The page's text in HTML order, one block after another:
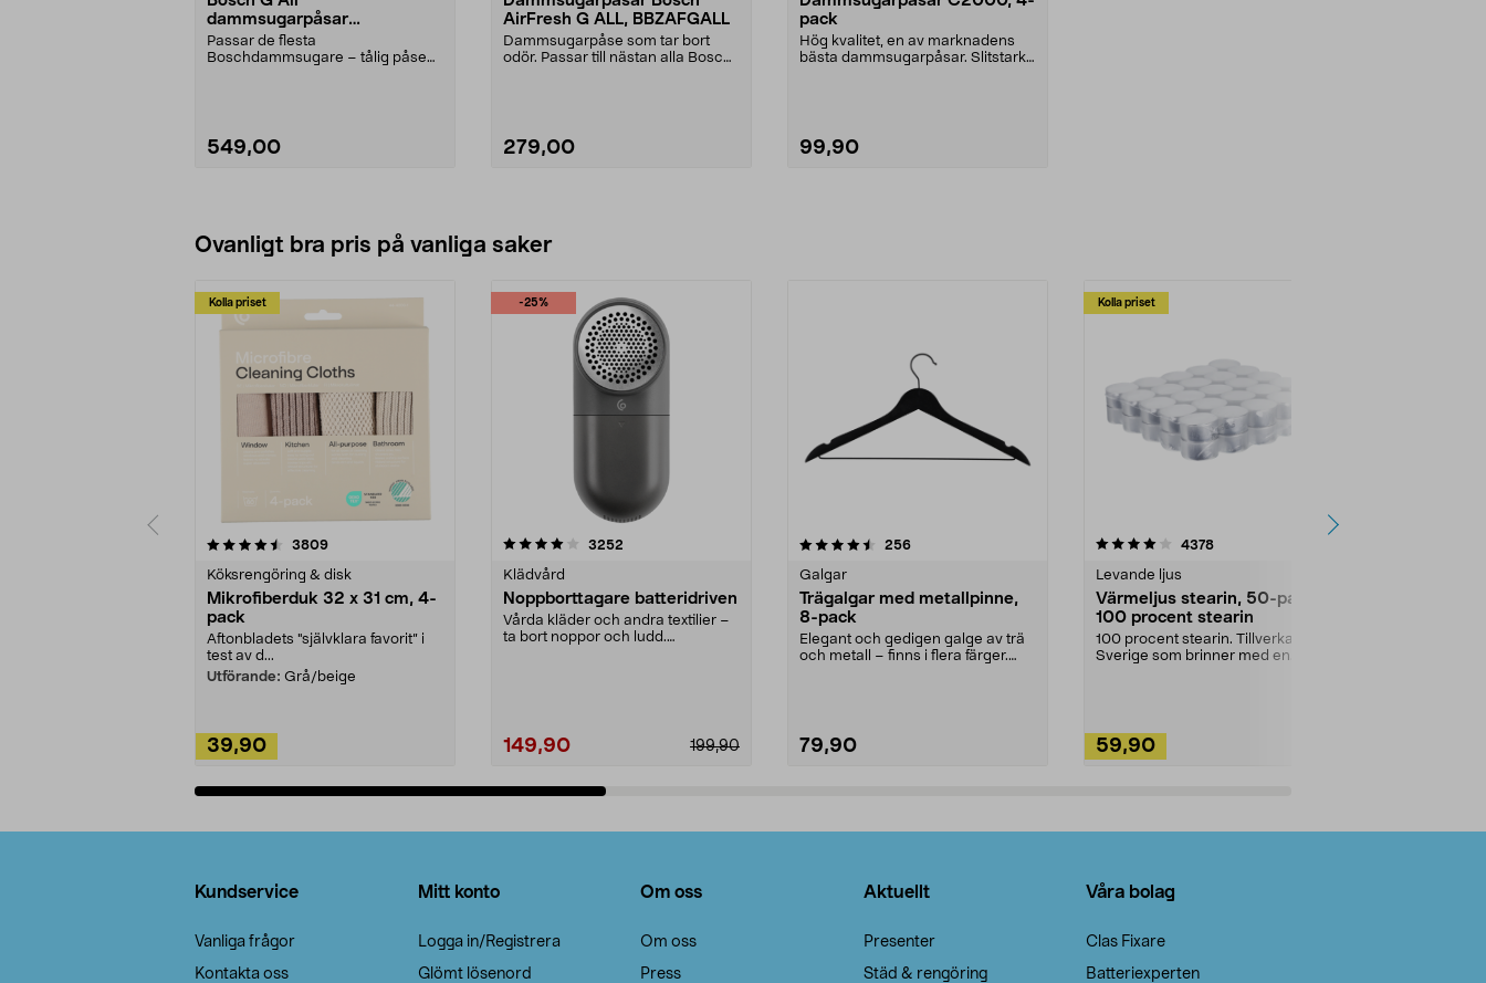
dammsugarpåsar
PowerProtect, 16-pack
Passar de flesta
Boschdammsugare – tålig påse
549,00
AirFresh G ALL, BBZAFGALL
Dammsugarpåse som tar bort
odör. Passar till nästan alla Bosch
279,00
pack
Hög kvalitet, en av marknadens
bästa dammsugarpåsar. Slitstark,
99,90
Ovanligt bra pris på vanliga saker
Kolla priset
3809recensioner
Köksrengöring & disk
Mikrofiberduk 32 x 31 cm, 4-
pack
Aftonbladets "självklara favorit” i
test av d...
Utförande: Grå/beige
39,90
-25%
4.0av 5 stjärnor 3252
Klädvård
Noppborttagare batteridriven
Vårda kläder och andra textilier –
ta bort noppor och ludd.
199,90
149,90
4.5av 5 stjärnor 256recensioner
Galgar
Trägalgar med metallpinne,
8-pack
Elegant och gedigen galge av trä
och metall – finns i flera färger.
79,90
Kolla priset
4.0av 5 stjärnor 4378recensioner
Levande ljus
Värmeljus stearin, 50-pack,
100 procent stearin
100 procent stearin. Tillverkade i
Sverige som brinner med en
59,90
4.5av 5 stjärnor
Kundservice
Vanliga frågor
Kontakta oss
Mitt konto
Logga in/Registrera
Glömt lösenord
Om oss
Om oss
Press
Aktuellt
Presenter
Städ & rengöring
Våra bolag
Clas Fixare
Batteriexperten